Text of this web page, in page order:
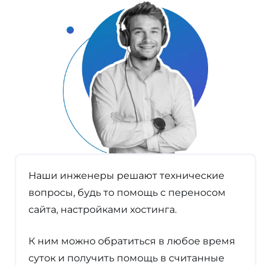
Наши инженеры решают технические
вопросы, будь то помощь с переносом
сайта, настройками хостинга.
К ним можно обратиться в любое время
суток и получить помощь в считанные